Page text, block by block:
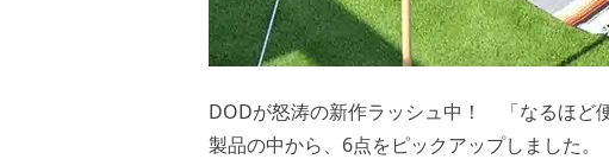
DODが怒涛の新作ラッシュ中！ 「なるほど
製品の中から、6点をピックアップしました。